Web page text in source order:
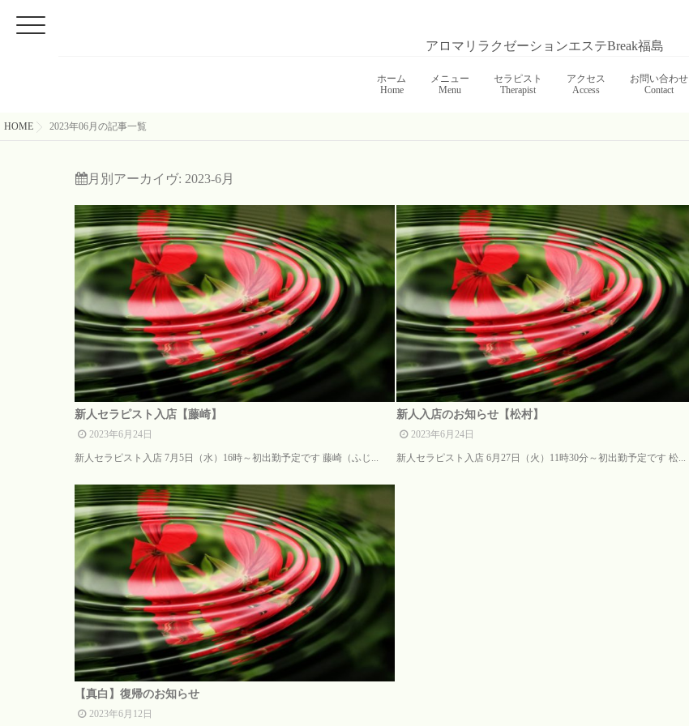
アロマリラクゼーションエステBreak福島
ホーム
Home
メニュー
Menu
セラピスト
Therapist
アクセス
Access
お問い合わせ
Contact
HOME 2023年06月の記事一覧
月別アーカイヴ: 2023-6月
新人セラピスト入店【藤崎】
2023年6月24日
新人セラピスト入店 7月5日（水）16時～初出勤予定です 藤崎（ふじ...
新人入店のお知らせ【松村】
2023年6月24日
新人セラピスト入店 6月27日（火）11時30分～初出勤予定です 松...
【真白】復帰のお知らせ
2023年6月12日